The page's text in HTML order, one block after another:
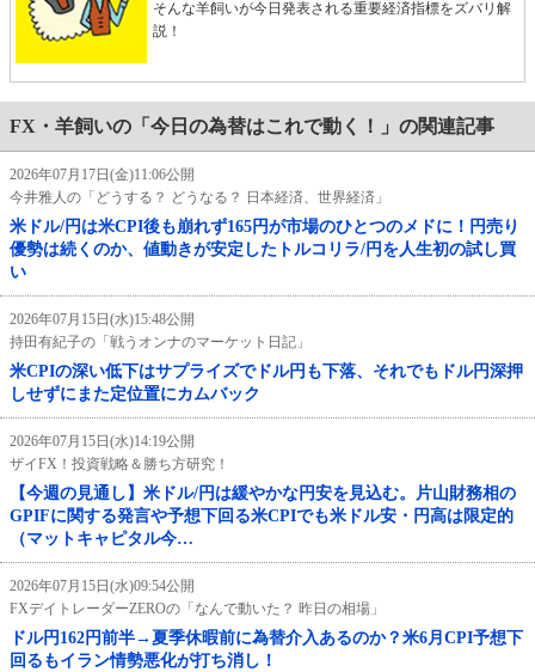
そんな羊飼いが今日発表される重要経済指標をズバリ解
説！
FX・羊飼いの「今日の為替はこれで動く！」の関連記事
2026年07月17日(金)11:06公開
今井雅人の「どうする？ どうなる？ 日本経済、世界経済」
米ドル/円は米CPI後も崩れず165円が市場のひとつのメドに！円売り
優勢は続くのか、値動きが安定したトルコリラ/円を人生初の試し買
い
2026年07月15日(水)15:48公開
持田有紀子の「戦うオンナのマーケット日記」
米CPIの深い低下はサプライズでドル円も下落、それでもドル円深押
しせずにまた定位置にカムバック
2026年07月15日(水)14:19公開
ザイFX！投資戦略＆勝ち方研究！
【今週の見通し】米ドル/円は緩やかな円安を見込む。片山財務相の
GPIFに関する発言や予想下回る米CPIでも米ドル安・円高は限定的
（マットキャピタル今…
2026年07月15日(水)09:54公開
FXデイトレーダーZEROの「なんで動いた？ 昨日の相場」
ドル円162円前半→夏季休暇前に為替介入あるのか？米6月CPI予想下
回るもイラン情勢悪化が打ち消し！